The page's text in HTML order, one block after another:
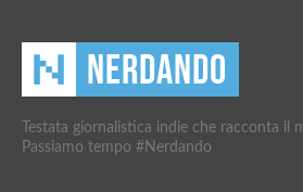
Testata giornalistica indie che racconta il
Passiamo tempo #Nerdando